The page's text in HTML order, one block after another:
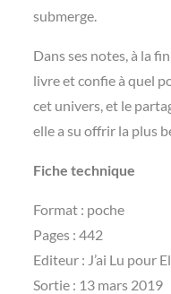
submerge.
Dans ses notes, à la
livre et confie à quel
cet univers, et le
elle a su offrir la plus
Fiche technique
Format : poche
Pages : 442
Editeur : J’ai Lu pour
Sortie : 13 mars 2019